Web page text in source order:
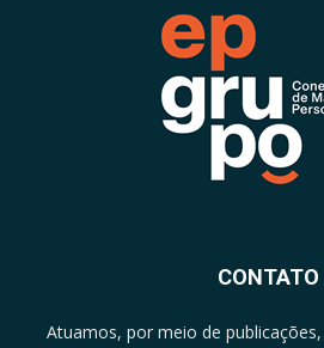
CONTATO
Atuamos, por meio de